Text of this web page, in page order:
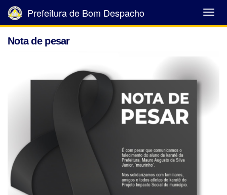
Abrir
Menu
Prefeitura de Bom Despacho
Nota de pesar